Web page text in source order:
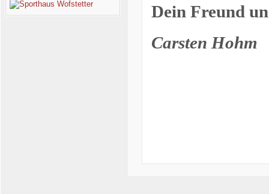
Dein Freund
Carsten Hohm